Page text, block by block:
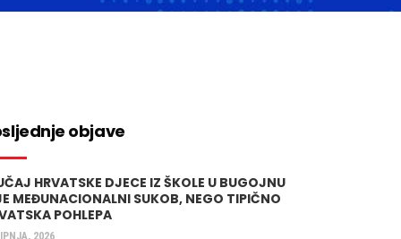
objave
HRVATSKE DJECE IZ ŠKOLE U BUGOJNU
MEĐUNACIONALNI SUKOB, NEGO TIPIČNO
POHLEPA
2026